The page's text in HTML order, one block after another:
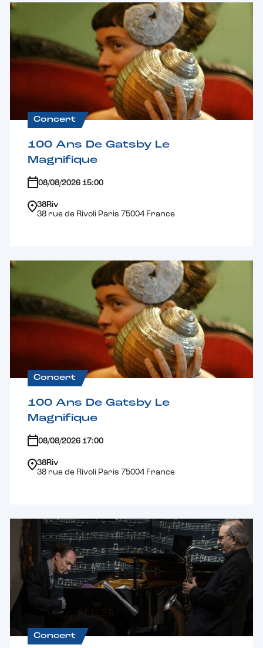
Concert
100 Ans De Gatsby Le
Magnifique
08/08/2026 15:00
38Riv
38 rue de Rivoli Paris 75004 France
Concert
100 Ans De Gatsby Le
Magnifique
08/08/2026 17:00
38Riv
38 rue de Rivoli Paris 75004 France
Concert